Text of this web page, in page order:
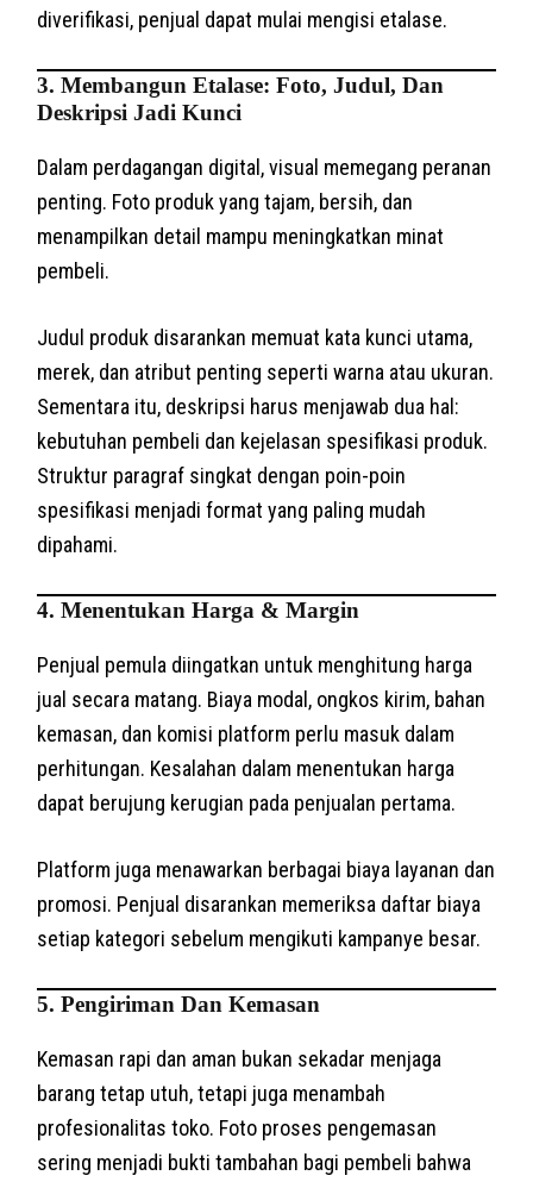
diverifikasi, penjual dapat mulai mengisi etalase.
3. Membangun Etalase: Foto, Judul, Dan
Deskripsi Jadi Kunci
Dalam perdagangan digital, visual memegang peranan
penting. Foto produk yang tajam, bersih, dan
menampilkan detail mampu meningkatkan minat
pembeli.
Judul produk disarankan memuat kata kunci utama,
merek, dan atribut penting seperti warna atau ukuran.
Sementara itu, deskripsi harus menjawab dua hal:
kebutuhan pembeli dan kejelasan spesifikasi produk.
Struktur paragraf singkat dengan poin-poin
spesifikasi menjadi format yang paling mudah
dipahami.
4. Menentukan Harga & Margin
Penjual pemula diingatkan untuk menghitung harga
jual secara matang. Biaya modal, ongkos kirim, bahan
kemasan, dan komisi platform perlu masuk dalam
perhitungan. Kesalahan dalam menentukan harga
dapat berujung kerugian pada penjualan pertama.
Platform juga menawarkan berbagai biaya layanan dan
promosi. Penjual disarankan memeriksa daftar biaya
setiap kategori sebelum mengikuti kampanye besar.
5. Pengiriman Dan Kemasan
Kemasan rapi dan aman bukan sekadar menjaga
barang tetap utuh, tetapi juga menambah
profesionalitas toko. Foto proses pengemasan
sering menjadi bukti tambahan bagi pembeli bahwa